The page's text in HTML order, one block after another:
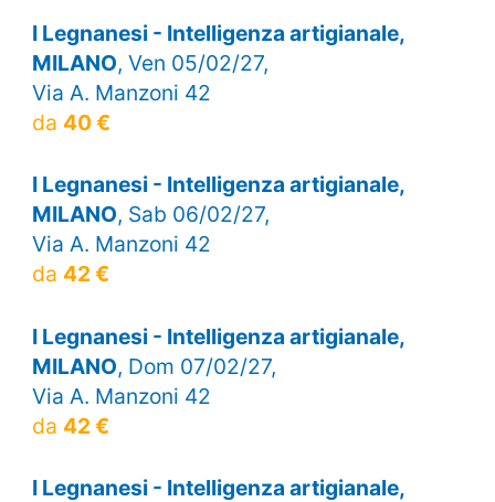
I Legnanesi - Intelligenza artigianale,
MILANO, Ven 05/02/27,
Via A. Manzoni 42
da 40 €
I Legnanesi - Intelligenza artigianale,
MILANO, Sab 06/02/27,
Via A. Manzoni 42
da 42 €
I Legnanesi - Intelligenza artigianale,
MILANO, Dom 07/02/27,
Via A. Manzoni 42
da 42 €
I Legnanesi - Intelligenza artigianale,